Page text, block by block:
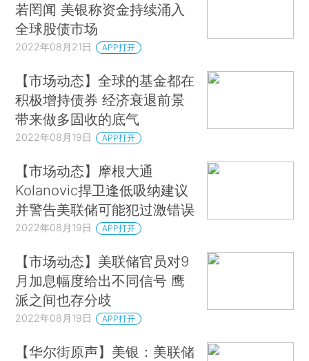
若罔闻 美银称资金持续涌入
全球股债市场
2022年08月21日 APP打开
【市场动态】全球的基金都在
积极增持债券 经济衰退前景
带来做多固收的底气
2022年08月19日 APP打开
【市场动态】摩根大通
Kolanovic捍卫逢低吸纳建议
并警告美联储可能犯过激错误
2022年08月19日 APP打开
【市场动态】美联储官员对9
月加息幅度给出不同信号 鹰
派之间也存分歧
2022年08月19日 APP打开
【华尔街原声】美银：美联储